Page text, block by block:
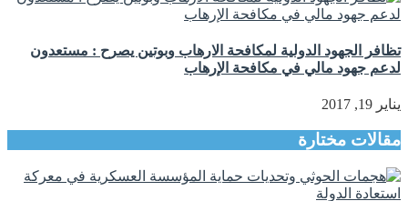
تظافر الجهود الدولية لمكافحة الارهاب وبوتين يصرح : مستعدون
لدعم جهود مالي في مكافحة الإرهاب
يناير 19, 2017
مقالات مختارة